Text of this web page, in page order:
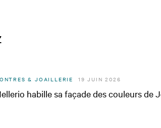
& JOAILLERIE 19 JUIN 2026
habille sa façade des couleurs de